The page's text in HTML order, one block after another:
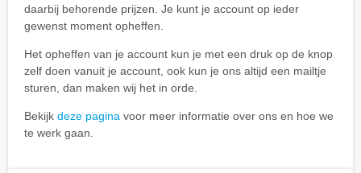
daarbij behorende prijzen. Je kunt je account op ieder
gewenst moment opheffen.
Het opheffen van je account kun je met een druk op de knop
zelf doen vanuit je account, ook kun je ons altijd een mailtje
sturen, dan maken wij het in orde.
Bekijk deze pagina voor meer informatie over ons en hoe we
te werk gaan.